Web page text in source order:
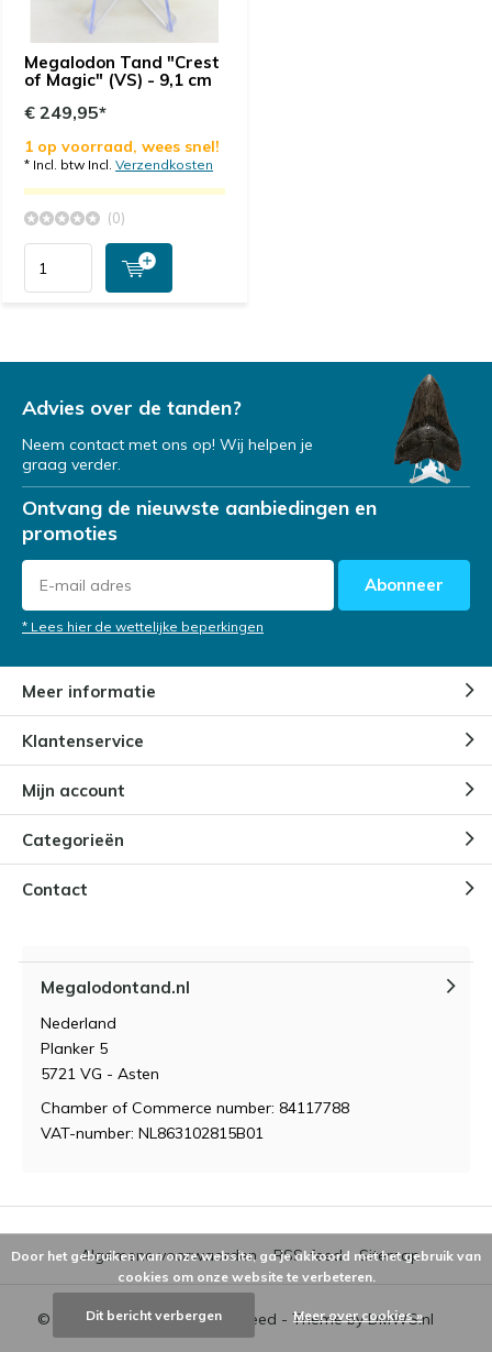
Megalodon Tand "Crest
of Magic" (VS) - 9,1 cm
€ 249,95*
1 op voorraad, wees snel!
* Incl. btw Incl. Verzendkosten
(0)
Advies over de tanden?
Neem contact met ons op! Wij helpen je
graag verder.
Ontvang de nieuwste aanbiedingen en
promoties
Abonneer
* Lees hier de wettelijke beperkingen
Meer informatie
Klantenservice
Mijn account
Categorieën
Contact
Megalodontand.nl
Nederland
Planker 5
5721 VG - Asten
Chamber of Commerce number: 84117788
VAT-number: NL863102815B01
© 2026 - Powered byLightspeed - Theme byDMWS.nl
Algemene voorwaarden RSS-feed Sitemap
Door het gebruiken van onze website, ga je akkoord met het gebruik van
cookies om onze website te verbeteren.
Dit bericht verbergen Meer over cookies »